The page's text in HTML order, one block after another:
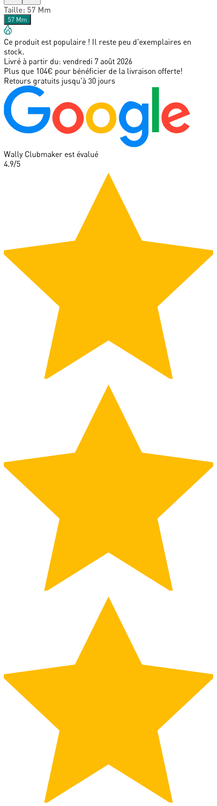
Taille: 57 Mm
57 Mm
Ce produit est populaire ! Il reste peu d'exemplaires en
stock.
Livré à partir du: vendredi 7 août 2026
Plus que 104€ pour bénéficier de la livraison offerte!
Retours gratuits jusqu'à 30 jours
Wally Clubmaker est évalué
4.9/5